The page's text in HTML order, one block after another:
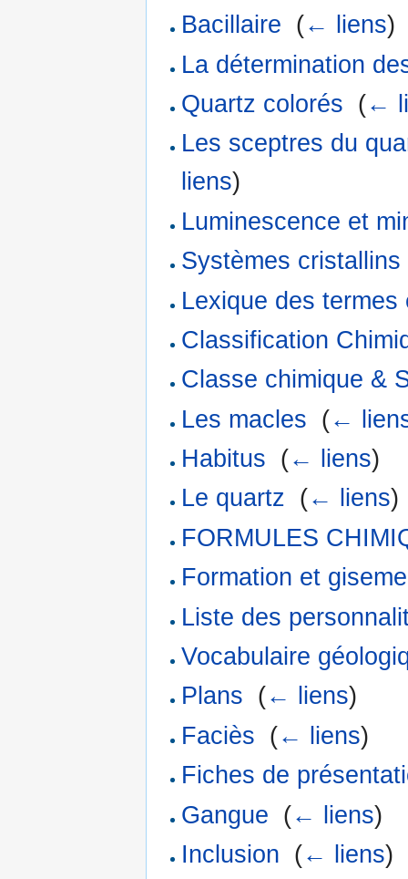
Bacillaire (← liens)
La détermination
Quartz colorés (←
Les sceptres du
liens)
Luminescence et
Systèmes cristallins
Lexique des
Classification
Classe chimique &
Les macles (←
Habitus (← liens)
Le quartz (← liens)
FORMULES
Formation et
Liste des
Vocabulaire
Plans (← liens)
Faciès (← liens)
Fiches de
Gangue (← liens)
Inclusion (← liens)